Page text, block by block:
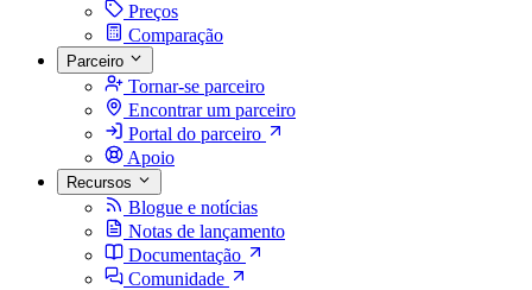
Preços
Comparação
Parceiro
Tornar-se parceiro
Encontrar um parceiro
Portal do parceiro
Apoio
Recursos
Blogue e notícias
Notas de lançamento
Documentação
Comunidade